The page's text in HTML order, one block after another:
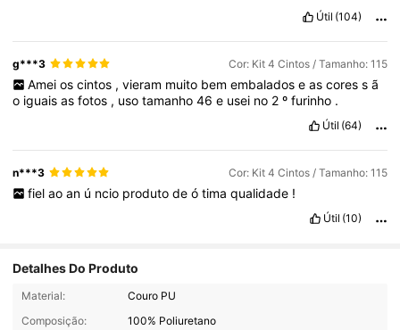
Útil (104)
g***3 Cor: Kit 4 Cintos / Tamanho: 115
Amei os cintos , vieram muito bem embalados e as cores s ã
o iguaisasfotos , usotamanho46e usei no 2ºfurinho .
Útil (64)
n***3 Cor: Kit 4 Cintos / Tamanho: 115
fiel ao an ú ncio produto de ó tima qualidade !
Útil (10)
Detalhes Do Produto
Material:
Couro PU
Composição:
100% Poliuretano
3.2K Seguidores